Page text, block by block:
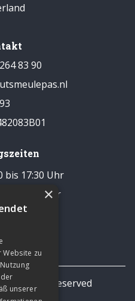
83 90
bis 17:30 Uhr
bis 14:00 Uhr
Uhr
All rights reserved
×
zu
unserer